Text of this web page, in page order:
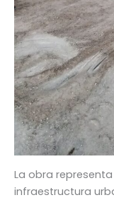
La obra
infraestructura